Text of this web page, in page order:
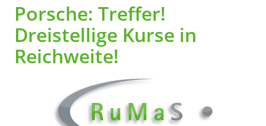
Porsche: Treffer!
Dreistellige Kurse in
Reichweite!